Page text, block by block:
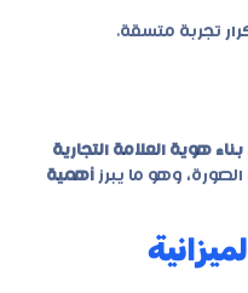
تجربة متسقة.
بناء هوية العلامة التجارية
وهو ما يبرز أهمية